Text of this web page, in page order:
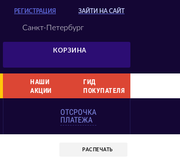
КОРЗИНА
РЕГИСТРАЦИЯ ЗАЙТИ НА САЙТ
Санкт-Петербург
НАШИ
АКЦИИ
ГИД
ПОКУПАТЕЛЯ
ОТСРОЧКА
ПЛАТЕЖА
РАСПЕЧАТЬ